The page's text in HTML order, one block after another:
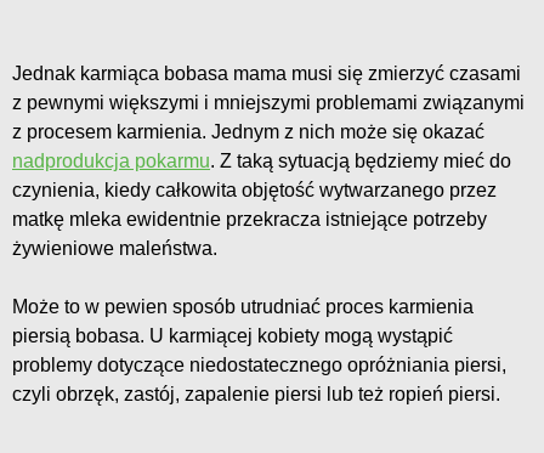
Jednak karmiąca bobasa mama musi się zmierzyć czasami
z pewnymi większymi i mniejszymi problemami związanymi
z procesem karmienia. Jednym z nich może się okazać
nadprodukcja pokarmu. Z taką sytuacją będziemy mieć do
czynienia, kiedy całkowita objętość wytwarzanego przez
matkę mleka ewidentnie przekracza istniejące potrzeby
żywieniowe maleństwa.
Może to w pewien sposób utrudniać proces karmienia
piersią bobasa. U karmiącej kobiety mogą wystąpić
problemy dotyczące niedostatecznego opróżniania piersi,
czyli obrzęk, zastój, zapalenie piersi lub też ropień piersi.